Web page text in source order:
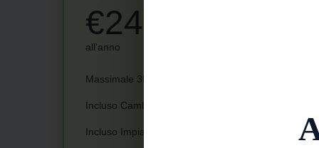
€242
all'anno
Massimale 3500 € per guasto
Incluso Cambio Automatico
Incluso Impianto a Gas